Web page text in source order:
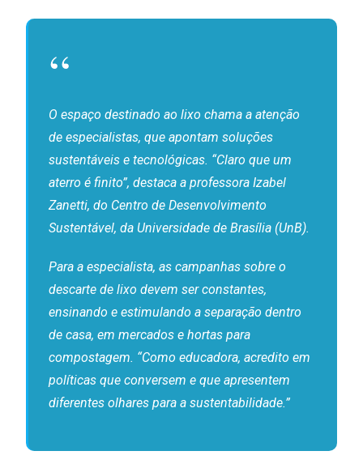
O espaço destinado ao lixo chama a atenção
de especialistas, que apontam soluções
sustentáveis e tecnológicas. “Claro que um
aterro é finito”, destaca a professora Izabel
Zanetti, do Centro de Desenvolvimento
Sustentável, da Universidade de Brasília (UnB).
Para a especialista, as campanhas sobre o
descarte de lixo devem ser constantes,
ensinando e estimulando a separação dentro
de casa, em mercados e hortas para
compostagem. “Como educadora, acredito em
políticas que conversem e que apresentem
diferentes olhares para a sustentabilidade.”